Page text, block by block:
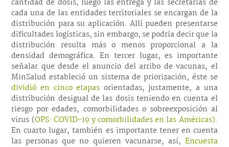
cada una de las entidades territoriales se encargan de la
distribución para su aplicación. Allí pueden presentarse
dificultades logísticas, sin embargo, se podría decir que la
distribución resulta más o menos proporcional a la
densidad demográfica. En tercer lugar, es importante
señalar que desde el anuncio del arribo de vacunas, el
MinSalud estableció un sistema de priorización, éste se
dividió en cinco etapas orientadas, justamente, a una
distribución desigual de las dosis teniendo en cuenta el
riesgo por edades, comorbilidades o sobreexposición al
virus (OPS: COVID-19 y comorbilidades en las Américas).
En cuarto lugar, también es importante tener en cuenta
las personas que no quieren vacunarse, así, Encuesta